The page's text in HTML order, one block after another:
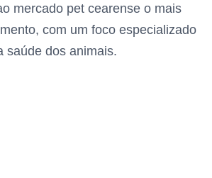
mercado pet cearense o mais
com um foco especializado
saúde dos animais.